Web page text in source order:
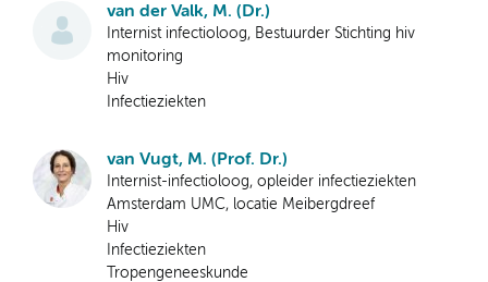
van der Valk, M. (Dr.)
Internist infectioloog, Bestuurder Stichting hiv
monitoring
Hiv
Infectieziekten
van Vugt, M. (Prof. Dr.)
Internist-infectioloog, opleider infectieziekten
Amsterdam UMC, locatie Meibergdreef
Hiv
Infectieziekten
Tropengeneeskunde